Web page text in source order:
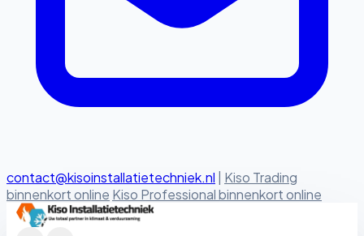
contact@kisoinstallatietechniek.nl
Kiso Trading
binnenkort online Kiso Professional binnenkort online